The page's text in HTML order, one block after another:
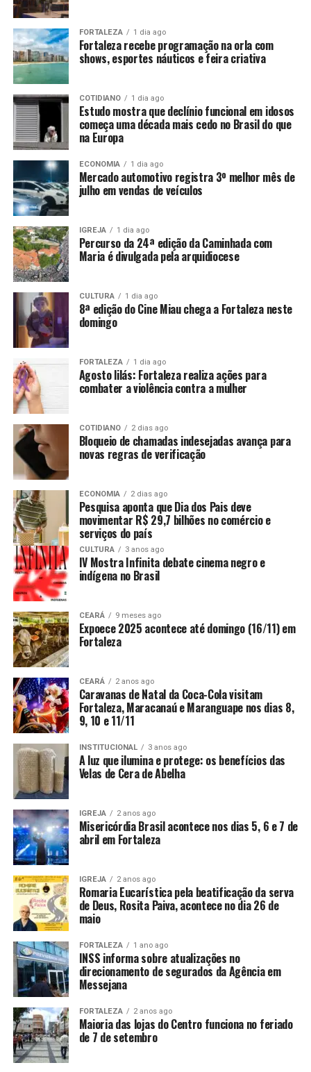
FORTALEZA 1 dia ago
Fortaleza recebe programação na orla com
shows, esportes náuticos e feira criativa
COTIDIANO 1 dia ago
Estudo mostra que declínio funcional em idosos
começa uma década mais cedo no Brasil do que
na Europa
ECONOMIA 1 dia ago
Mercado automotivo registra 3º melhor mês de
julho em vendas de veículos
IGREJA 1 dia ago
Percurso da 24ª edição da Caminhada com
Maria é divulgada pela arquidiocese
CULTURA 1 dia ago
8ª edição do Cine Miau chega a Fortaleza neste
domingo
FORTALEZA 1 dia ago
Agosto lilás: Fortaleza realiza ações para
combater a violência contra a mulher
COTIDIANO 2 dias ago
Bloqueio de chamadas indesejadas avança para
novas regras de verificação
ECONOMIA 2 dias ago
Pesquisa aponta que Dia dos Pais deve
movimentar R$ 29,7 bilhões no comércio e
serviços do país
CULTURA 3 anos ago
IV Mostra Infinita debate cinema negro e
indígena no Brasil
CEARÁ 9 meses ago
Expoece 2025 acontece até domingo (16/11) em
Fortaleza
CEARÁ 2 anos ago
Caravanas de Natal da Coca-Cola visitam
Fortaleza, Maracanaú e Maranguape nos dias 8,
9, 10 e 11/11
INSTITUCIONAL 3 anos ago
A luz que ilumina e protege: os benefícios das
Velas de Cera de Abelha
IGREJA 2 anos ago
Misericórdia Brasil acontece nos dias 5, 6 e 7 de
abril em Fortaleza
IGREJA 2 anos ago
Romaria Eucarística pela beatificação da serva
de Deus, Rosita Paiva, acontece no dia 26 de
maio
FORTALEZA 1 ano ago
INSS informa sobre atualizações no
direcionamento de segurados da Agência em
Messejana
FORTALEZA 2 anos ago
Maioria das lojas do Centro funciona no feriado
de 7 de setembro